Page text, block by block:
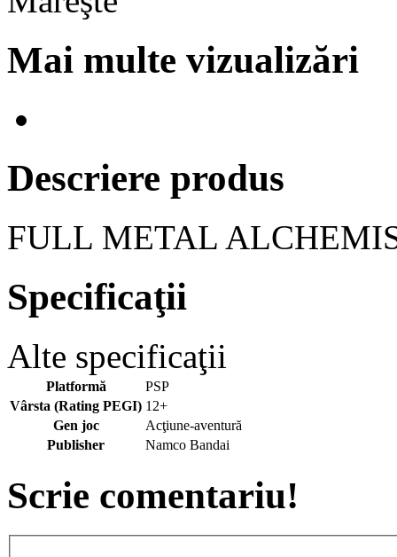
Mai multe vizualizări
Descriere produs
FULL METAL
Specificaţii
Alte specificaţii
Platformă
PSP
Vârsta (Rating PEGI) 12+
Gen joc
Acţiune-aventură
Publisher
Namco Bandai
Scrie comentariu!